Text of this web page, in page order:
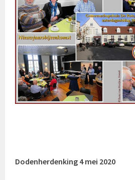
Dodenherdenking 4 mei 2020